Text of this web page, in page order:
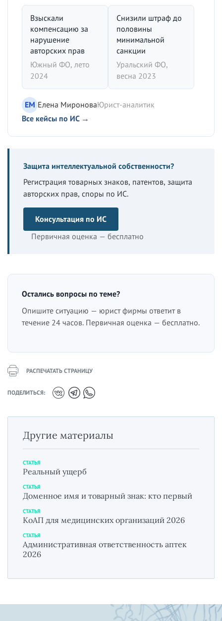
Взыскали
компенсацию за
нарушение
авторских прав
Южный ФО, лето
2024
Снизили штраф до
половины
минимальной
санкции
Уральский ФО,
весна 2023
ЕМ Елена МироноваЮрист-аналитик
Все кейсы по ИС →
Защита интеллектуальной собственности?
Регистрация товарных знаков, патентов, защита
авторских прав, споры по ИС.
Консультация по ИС
Первичная оценка — бесплатно
Остались вопросы по теме?
Опишите ситуацию — юрист фирмы ответит в
течение 24 часов. Первичная оценка — бесплатно.
РАСПЕЧАТАТЬ СТРАНИЦУ
ПОДЕЛИТЬСЯ:
Другие материалы
СТАТЬЯ
Реальный ущерб
СТАТЬЯ
Доменное имя и товарный знак: кто первый
СТАТЬЯ
КоАП для медицинских организаций 2026
СТАТЬЯ
Административная ответственность аптек
2026